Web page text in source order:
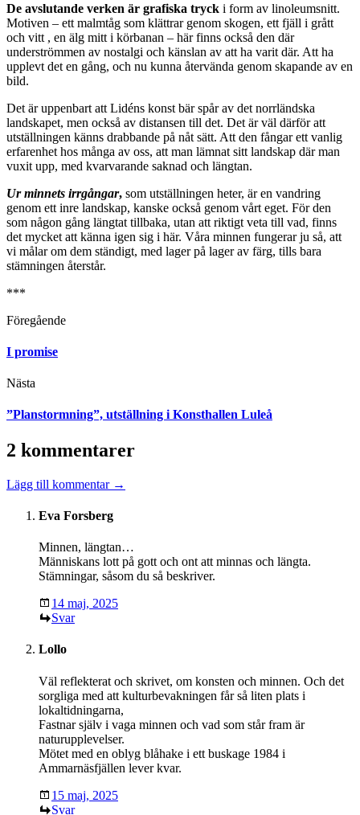
De avslutande verken är grafiska tryck i form av linoleumsnitt.
Motiven – ett malmtåg som klättrar genom skogen, ett fjäll i grått
och vitt , en älg mitt i körbanan – här finns också den där
underströmmen av nostalgi och känslan av att ha varit där. Att ha
upplevt det en gång, och nu kunna återvända genom skapande av en
bild.
Det är uppenbart att Lidéns konst bär spår av det norrländska
landskapet, men också av distansen till det. Det är väl därför att
utställningen känns drabbande på nåt sätt. Att den fångar ett vanlig
erfarenhet hos många av oss, att man lämnat sitt landskap där man
vuxit upp, med kvarvarande saknad och längtan.
Ur minnets irrgångar, som utställningen heter, är en vandring
genom ett inre landskap, kanske också genom vårt eget. För den
som någon gång längtat tillbaka, utan att riktigt veta till vad, finns
det mycket att känna igen sig i här. Våra minnen fungerar ju så, att
vi målar om dem ständigt, med lager på lager av färg, tills bara
stämningen återstår.
***
Föregående
I promise
Nästa
”Planstormning”, utställning i Konsthallen Luleå
2 kommentarer
Lägg till kommentar →
Eva Forsberg
Minnen, längtan…
Människans lott på gott och ont att minnas och längta.
Stämningar, såsom du så beskriver.
14 maj, 2025
Svar
Lollo
Väl reflekterat och skrivet, om konsten och minnen. Och det
sorgliga med att kulturbevakningen får så liten plats i
lokaltidningarna,
Fastnar själv i vaga minnen och vad som står fram är
naturupplevelser.
Mötet med en oblyg blåhake i ett buskage 1984 i
Ammarnäsfjällen lever kvar.
15 maj, 2025
Svar